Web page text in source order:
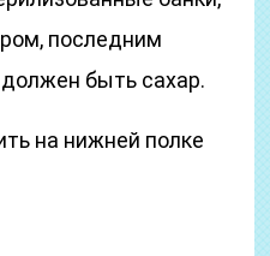
последним
быть сахар.
на нижней полке